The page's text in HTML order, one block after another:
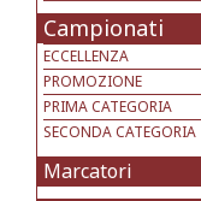
Campionati
ECCELLENZA
PROMOZIONE
PRIMA CATEGORIA
SECONDA CATEGORIA
Marcatori